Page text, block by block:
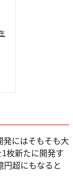
発にはそもそも大
枚新たに開発す
円超にもなると